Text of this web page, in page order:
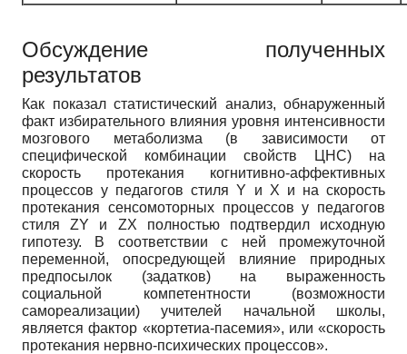
Обсуждение полученных
результатов
Как показал статистический анализ, обнаруженный
факт избирательного влияния уровня интенсивности
мозгового метаболизма (в зависимости от
специфической комбинации свойств ЦНС) на
скорость протекания когнитивно-аффективных
процессов у педагогов стиля Y и X и на скорость
протекания сенсомоторных процессов у педагогов
стиля ZY и ZX полностью подтвердил исходную
гипотезу. В соответствии с ней промежуточной
переменной, опосредующей влияние природных
предпосылок (задатков) на выраженность
социальной компетентности (возможности
самореализации) учителей начальной школы,
является фактор «кортетиа-пасемия», или «скорость
протекания нервно-психических процессов».